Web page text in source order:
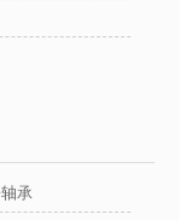
承